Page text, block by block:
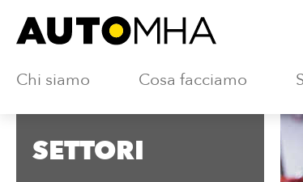
Chi siamo Cosa facciamo
SETTORI